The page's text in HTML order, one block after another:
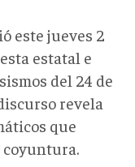
este jueves 2
estatal e
del 24 de
revela
que
coyuntura.